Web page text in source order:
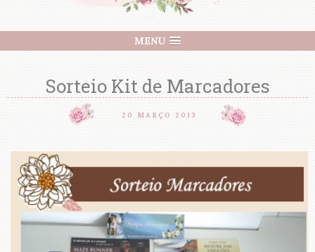
MENU
Sorteio Kit de Marcadores
20 MARÇO 2013